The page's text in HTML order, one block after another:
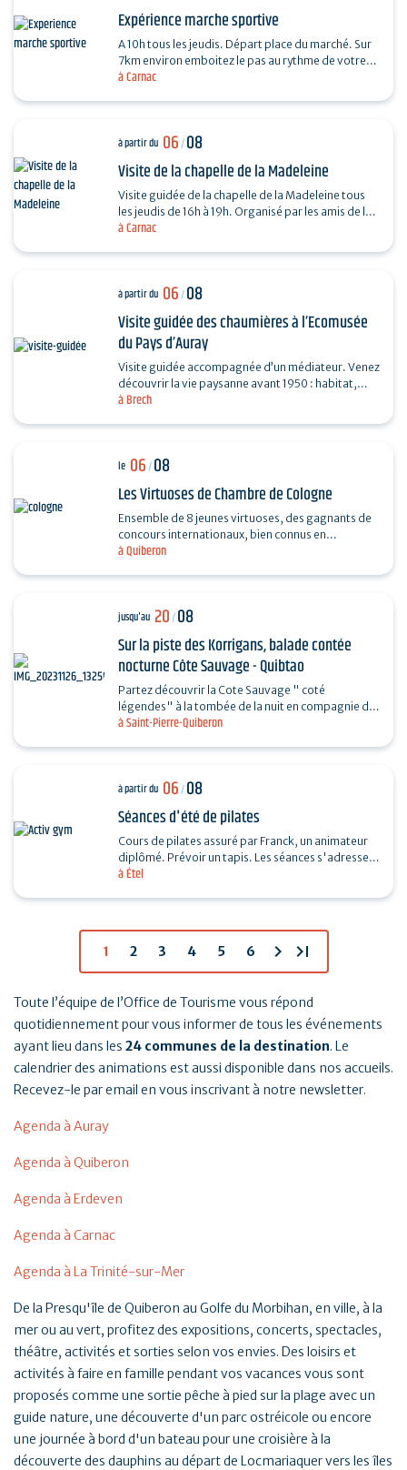
à Carnac
Expérience marche sportive
A 10h tous les jeudis. Départ place du marché. Sur
7km environ emboitez le pas au rythme de votre
coach sportif (6km environs) . La marche sportive
à Carnac
à partir du 06/08
Visite de la chapelle de la Madeleine
Visite guidée de la chapelle de la Madeleine tous
les jeudis de 16h à 19h. Organisé par les amis de la
à Brech
à partir du 06/08
Visite guidée des chaumières à l’Ecomusée
du Pays d’Auray
Visite guidée accompagnée d’un médiateur. Venez
découvrir la vie paysanne avant 1950 : habitat,
agriculture, paysage, savoir-faire… et enrichir…
à Quiberon
le 06/08
Les Virtuoses de Chambre de Cologne
Ensemble de 8 jeunes virtuoses, des gagnants de
concours internationaux, bien connus en
Allemagne grâce à leur professionnalisme et à la
à Saint-Pierre-Quiberon
jusqu'au 20/08
Sur la piste des Korrigans, balade contée
nocturne Côte Sauvage - Quibtao
Partez découvrir la Cote Sauvage " coté
légendes" à la tombée de la nuit en compagnie de
Charlotte et laissez-vous rêver au fil de vos pas et
à Étel
à partir du 06/08
Séances d'été de pilates
Cours de pilates assuré par Franck, un animateur
diplômé. Prévoir un tapis. Les séances s'adressent
1 2 3 4 5 6 chevron_right last_page
Toute l’équipe de l’Office de Tourisme vous répond
quotidiennement pour vous informer de tous les événements
ayant lieu dans les 24 communes de la destination. Le
calendrier des animations est aussi disponible dans nos accueils.
Recevez-le par email en vous inscrivant à notre newsletter.
Agenda à Auray
Agenda à Quiberon
Agenda à Erdeven
Agenda à Carnac
Agenda à La Trinité-sur-Mer
De la Presqu'île de Quiberon au Golfe du Morbihan, en ville, à la
mer ou au vert, profitez des expositions, concerts, spectacles,
théâtre, activités et sorties selon vos envies. Des loisirs et
activités à faire en famille pendant vos vacances vous sont
proposés comme une sortie pêche à pied sur la plage avec un
guide nature, une découverte d'un parc ostréicole ou encore
une journée à bord d'un bateau pour une croisière à la
découverte des dauphins au départ de Locmariaquer vers les îles